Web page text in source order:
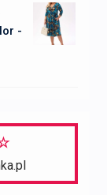
-